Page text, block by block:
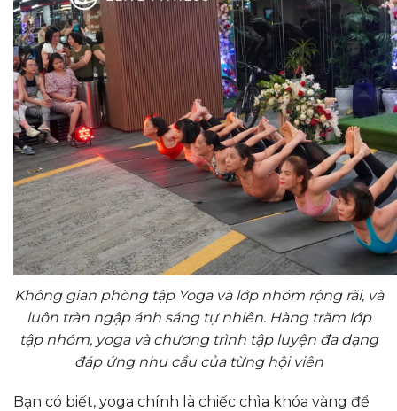
Không gian phòng tập Yoga và lớp nhóm rộng rãi, và
luôn tràn ngập ánh sáng tự nhiên. Hàng trăm lớp
tập nhóm, yoga và chương trình tập luyện đa dạng
đáp ứng nhu cầu của từng hội viên
Bạn có biết, yoga chính là chiếc chìa khóa vàng để